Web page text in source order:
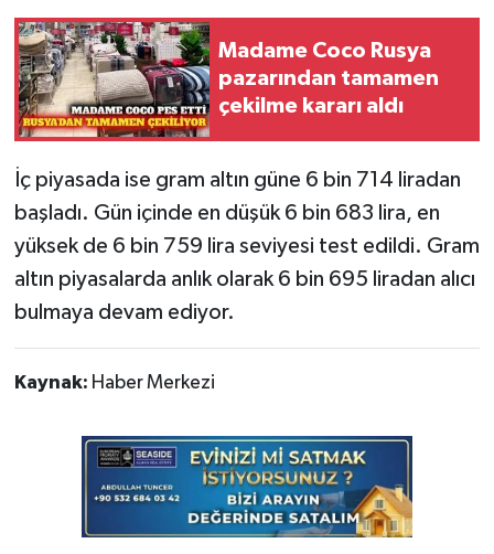
Madame Coco Rusya
pazarından tamamen
çekilme kararı aldı
İç piyasada ise gram altın güne 6 bin 714 liradan
başladı. Gün içinde en düşük 6 bin 683 lira, en
yüksek de 6 bin 759 lira seviyesi test edildi. Gram
altın piyasalarda anlık olarak 6 bin 695 liradan alıcı
bulmaya devam ediyor.
Kaynak: Haber Merkezi